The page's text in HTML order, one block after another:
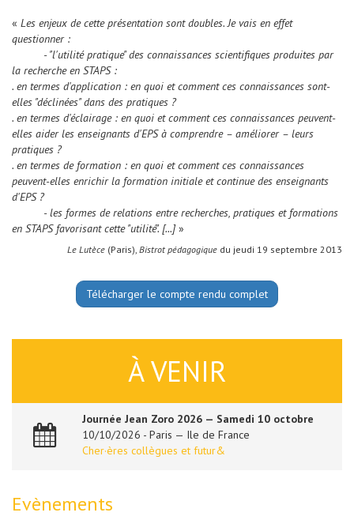
« Les enjeux de cette présentation sont doubles. Je vais en effet
questionner :
- "l'utilité pratique" des connaissances scientifiques produites par
la recherche en STAPS :
. en termes d'application : en quoi et comment ces connaissances sont-
elles "déclinées" dans des pratiques ?
. en termes d'éclairage : en quoi et comment ces connaissances peuvent-
elles aider les enseignants d'EPS à comprendre – améliorer – leurs
pratiques ?
. en termes de formation : en quoi et comment ces connaissances
peuvent-elles enrichir la formation initiale et continue des enseignants
d'EPS ?
- les formes de relations entre recherches, pratiques et formations
en STAPS favorisant cette "utilité". [...]»
Le Lutèce (Paris), Bistrot pédagogique du jeudi 19 septembre 2013
Télécharger le compte rendu complet
À VENIR
Journée Jean Zoro 2026 — Samedi 10 octobre
10/10/2026 - Paris — Ile de France
Cher·ères collègues et futur&
Evènements